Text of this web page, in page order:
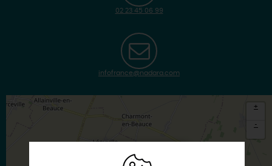
02 23 45 06 99
infofrance@nadara.com
Itinéraire vers
+
-